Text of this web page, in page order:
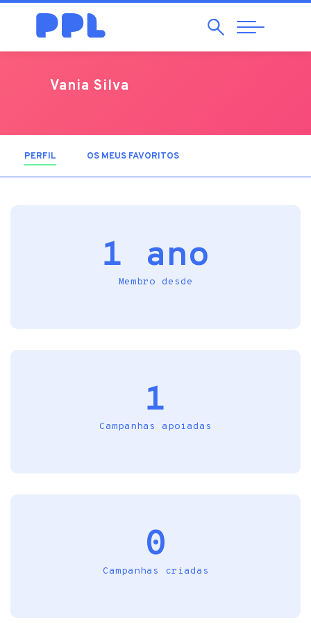
Pesquisar
Abrir
Navegação
Vania Silva
PERFIL (SEPARADOR ATIVO)
OS MEUS FAVORITOS
1 ano
Membro desde
1
Campanhas apoiadas
0
Campanhas criadas